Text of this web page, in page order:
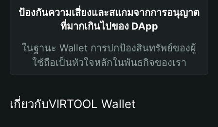
ป้องกันความเสี่ยงและสแกมจากการอนุญาต
ที่มากเกินไปของ DApp
ในฐานะ Wallet การปกป้องสินทรัพย์ของผู้
ใช้ถือเป็นหัวใจหลักในพันธกิจของเรา
เกี่ยวกับVIRTOOL Wallet